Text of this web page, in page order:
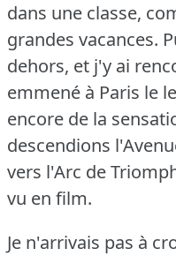
dans une classe,
grandes vacances.
dehors, et j'y ai
emmené à Paris le
encore de la
descendions
vers l'Arc de
vu en film.
Je n'arrivais pas à